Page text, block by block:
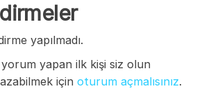
yapılmadı.
yorum yapan ilk kişi siz olun
için oturum açmalısınız.